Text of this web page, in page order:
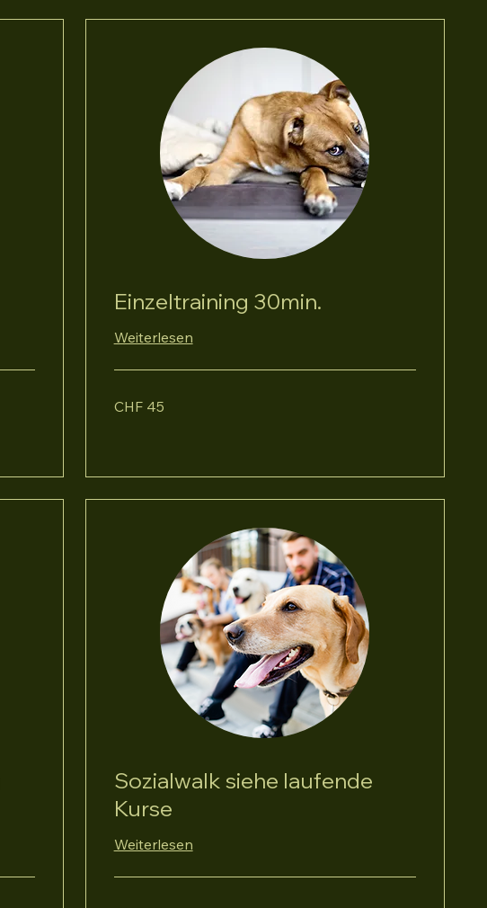
Einzeltraining 30min.
Weiterlesen
Schweizer
CHF 45
Sozialwalk siehe laufende
Kurse
Weiterlesen